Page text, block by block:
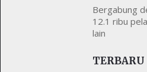
Bergabung
12.1 ribu
lain
TERBARU